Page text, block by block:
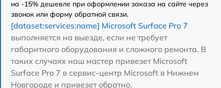
на -15% дешевле при оформлении заказа на сайте через
звонок или форму обратной связи.
[dataset:services:name] Microsoft Surface Pro 7
выполняется на выезде, если не требует
габаритного оборудования и сложного ремонта. В
таких случаях наш мастер привезет Microsoft
Surface Pro 7 в сервис-центр Microsoft в Нижнем
Новгороде и привезет обратно.